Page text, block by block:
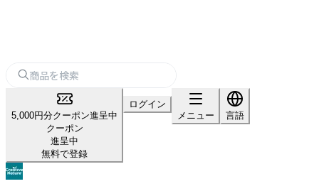
5,000円分クーポン進呈中
クーポン
進呈中
無料で登録
ログイン
メニュー
言語